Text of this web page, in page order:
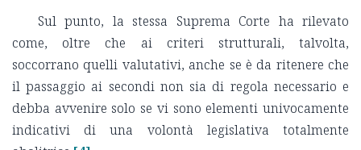
Sul punto, la stessa Suprema Corte ha rilevato
come, oltre che ai criteri strutturali, talvolta,
soccorrano quelli valutativi, anche se è da ritenere che
il passaggio ai secondi non sia di regola necessario e
debba avvenire solo se vi sono elementi univocamente
indicativi di una volontà legislativa totalmente